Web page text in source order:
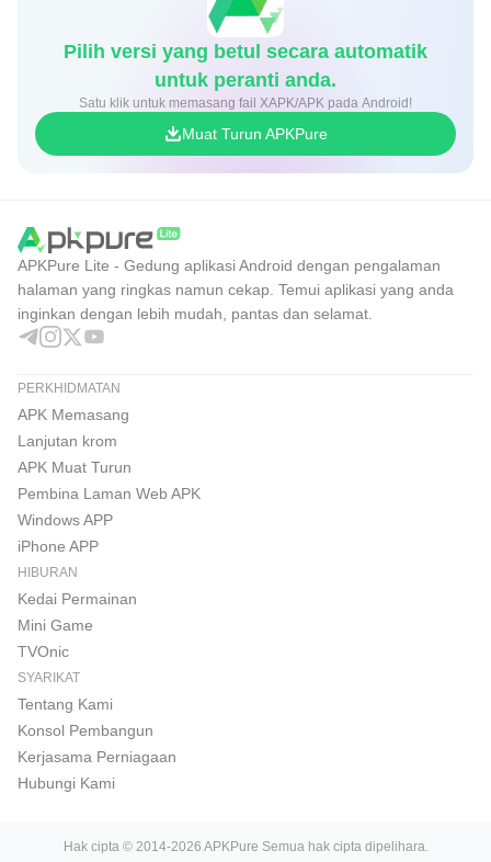
Pilih versi yang betul secara automatik
untuk peranti anda.
Satu klik untuk memasang fail XAPK/APK pada Android!
Muat Turun APKPure
APKPure Lite - Gedung aplikasi Android dengan pengalaman
halaman yang ringkas namun cekap. Temui aplikasi yang anda
inginkan dengan lebih mudah, pantas dan selamat.
PERKHIDMATAN
APK Memasang
Lanjutan krom
APK Muat Turun
Pembina Laman Web APK
Windows APP
iPhone APP
HIBURAN
Kedai Permainan
Mini Game
TVOnic
SYARIKAT
Tentang Kami
Konsol Pembangun
Kerjasama Perniagaan
Hubungi Kami
Hak cipta © 2014-2026 APKPure Semua hak cipta dipelihara.